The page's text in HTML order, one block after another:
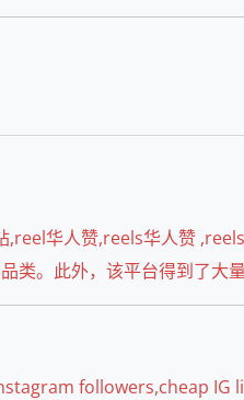
华人赞,reels华人赞
类。此外，该平台得到了大
followers,cheap IG